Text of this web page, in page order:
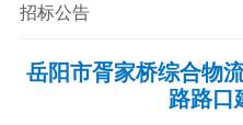
招标公告
岳阳市胥家桥综合物
路路口